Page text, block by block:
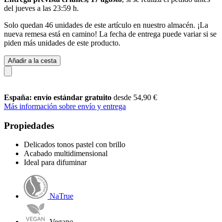
del jueves a las 23:59 h.
Solo quedan 46 unidades de este artículo en nuestro almacén. ¡La
nueva remesa está en camino! La fecha de entrega puede variar si se
piden más unidades de este producto.
Añadir a la cesta
España: envío estándar gratuito desde 54,90 €
Más información sobre envío y entrega
Propiedades
Delicados tonos pastel con brillo
Acabado multidimensional
Ideal para difuminar
NaTrue